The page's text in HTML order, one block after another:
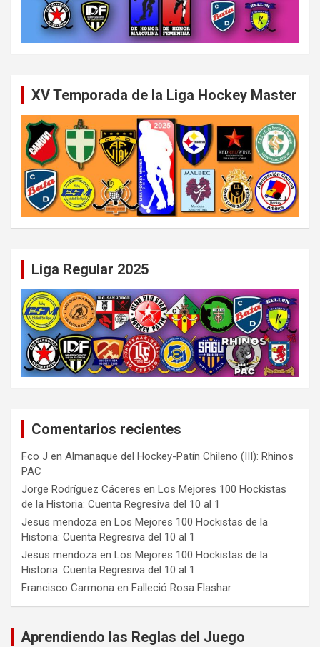
XV Temporada de la Liga Hockey Master
Liga Regular 2025
Comentarios recientes
Fco J en Almanaque del Hockey-Patín Chileno (III): Rhinos
PAC
Jorge Rodríguez Cáceres en Los Mejores 100 Hockistas
de la Historia: Cuenta Regresiva del 10 al 1
Jesus mendoza en Los Mejores 100 Hockistas de la
Historia: Cuenta Regresiva del 10 al 1
Jesus mendoza en Los Mejores 100 Hockistas de la
Historia: Cuenta Regresiva del 10 al 1
Francisco Carmona en Falleció Rosa Flashar
Aprendiendo las Reglas del Juego